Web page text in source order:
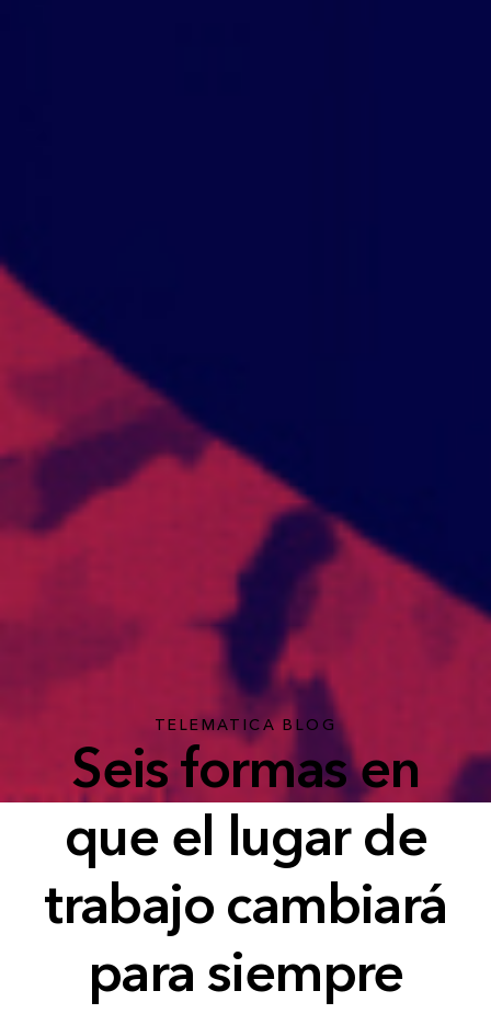
TELEMATICA BLOG
Seis formas en
que el lugar de
trabajo cambiará
para siempre